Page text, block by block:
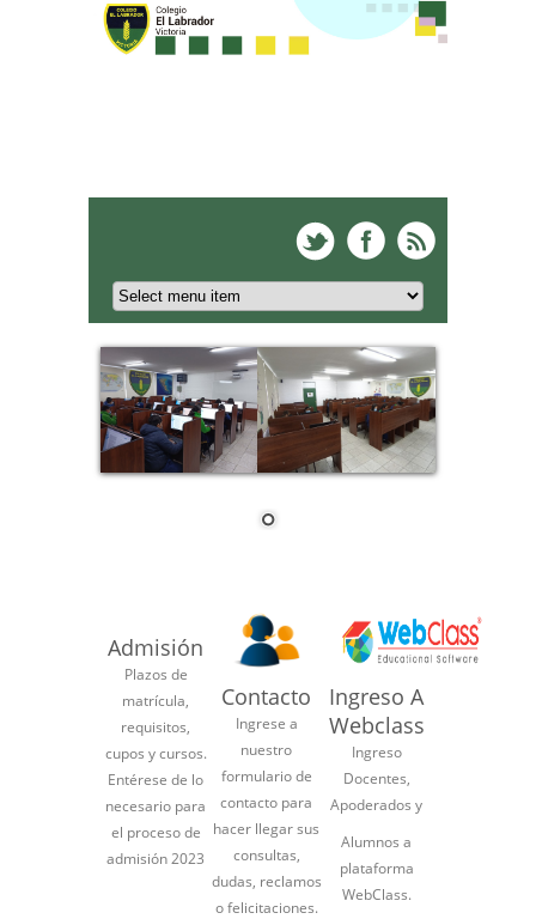
Admisión
Plazos de
matrícula,
requisitos,
cupos y cursos.
Entérese de lo
necesario para
el proceso de
admisión 2023
Contacto
Ingrese a
nuestro
formulario de
contacto para
hacer llegar sus
consultas,
dudas, reclamos
o felicitaciones.
Ingreso A
Webclass
Ingreso
Docentes,
Apoderados y
Alumnos a
plataforma
WebClass.